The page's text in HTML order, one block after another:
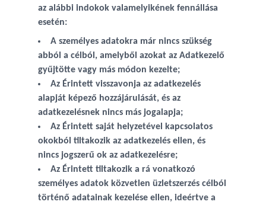
az alábbi indokok valamelyikének fennállása
esetén:
A személyes adatokra már nincs szükség
abból a célból, amelyből azokat az Adatkezelő
gyűjtötte vagy más módon kezelte;
Az Érintett visszavonja az adatkezelés
alapját képező hozzájárulását, és az
adatkezelésnek nincs más jogalapja;
Az Érintett saját helyzetével kapcsolatos
okokból tiltakozik az adatkezelés ellen, és
nincs jogszerű ok az adatkezelésre;
Az Érintett tiltakozik a rá vonatkozó
személyes adatok közvetlen üzletszerzés célból
történő adatainak kezelése ellen, ideértve a